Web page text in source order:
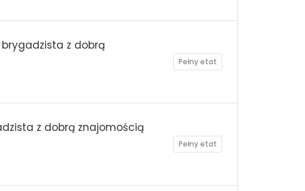
z dobrą
Pełny etat
z dobrą znajomością
Pełny etat